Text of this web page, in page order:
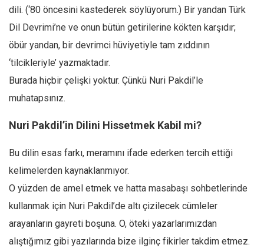
Dünya
Avrupa
Asya
Afrika
İslam Dünyası
Avustralya
Düşünce
Dosyalar
dili. (‘80 öncesini kastederek söylüyorum.) Bir yandan Türk
Dil Devrimi’ne ve onun bütün getirilerine kökten karşıdır;
öbür yandan, bir devrimci hüviyetiyle tam zıddının
‘tilcikleriyle’ yazmaktadır.
Burada hiçbir çelişki yoktur. Çünkü Nuri Pakdil’le
muhatapsınız.
Nuri Pakdil’in Dilini Hissetmek Kabil mi?
Bu dilin esas farkı, meramını ifade ederken tercih ettiği
kelimelerden kaynaklanmıyor.
O yüzden de amel etmek ve hatta masabaşı sohbetlerinde
kullanmak için Nuri Pakdil’de altı çizilecek cümleler
arayanların gayreti boşuna. O, öteki yazarlarımızdan
alıştığımız gibi yazılarında bize ilginç fikirler takdim etmez.